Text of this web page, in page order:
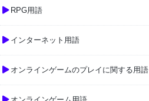
RPG用語
インターネット用語
オンラインゲームのプレイに関する用語